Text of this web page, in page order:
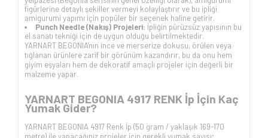
figürlerine detaylı şekiller vermeyi kolaylaştırır ve bu ipliği
amigurumi yapımı için popüler bir seçenek haline getirir.
Punch Needle (Nakış) Projeleri: İpliğin pürüzsüz yapısının bu
el sanatı tekniği için de uygun olduğu belirtilmektedir.
YARNART BEGONIA'nın ince ve merserize dokusu, örülen veya
tığlanan ürünlere zarif bir görünüm kazandırır, bu da onu hem
giyim eşyaları hem de dekoratif amaçlı projeler için değerli bir
malzeme yapar.
YARNART BEGONIA 4917 RENK İp İçin Kaç
Yumak Gider?
YARNART BEGONIA 4917 Renk İp (50 gram / yaklaşık 169-170